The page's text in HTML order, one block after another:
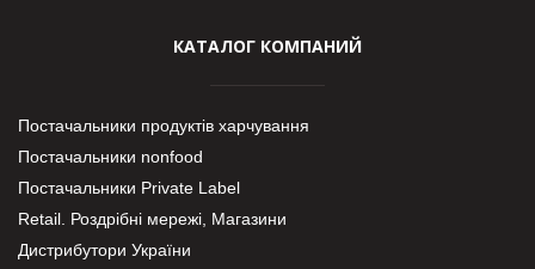
КАТАЛОГ КОМПАНИЙ
Постачальники продуктів харчування
Постачальники nonfood
Постачальники Private Label
Retail. Роздрібні мережі, Магазини
Дистрибутори України